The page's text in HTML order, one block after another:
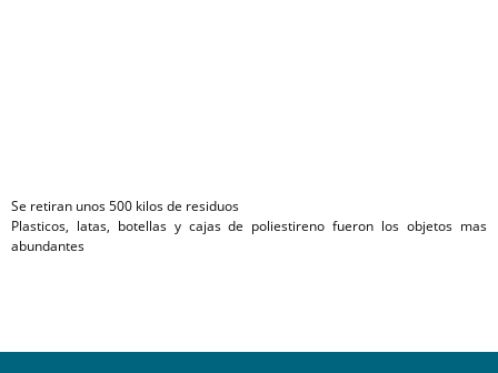
Se retiran unos 500 kilos de residuos
Plasticos, latas, botellas y cajas de poliestireno fueron los objetos mas
abundantes